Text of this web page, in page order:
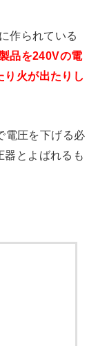
作られている
品を240Vの電
り火が出たりし
電圧を下げる必
器とよばれるも